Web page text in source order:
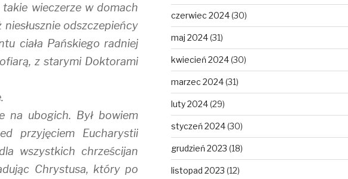
wieczerze w domach
odszczepieńcy
ciała Pańskiego radniej
z starymi Doktorami
na ubogich. Był bowiem
przyjęciem Eucharystii
wszystkich chrześcijan
Chrystusa, który po
czerwiec 2024(30)
maj 2024(31)
kwiecień 2024(30)
marzec 2024(31)
luty 2024(29)
styczeń 2024(30)
grudzień 2023 (18)
listopad 2023 (12)